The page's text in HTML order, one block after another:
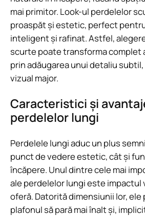
mai primitor. Look-ul perdelelor
proaspăt și estetic, perfect
inteligent și rafinat. Astfel,
scurte poate transforma complet
prin adăugarea unui detaliu
vizual major.
Caracteristici și
perdelelor lungi
Perdelele lungi aduc un plus
punct de vedere estetic, cât și
încăpere. Unul dintre cele mai
ale perdelelor lungi este impactul
oferă. Datorită dimensiunii lor, ele
plafonul să pară mai înalt și,